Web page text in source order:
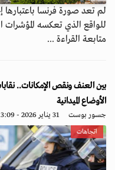
لم تعد صورة فرنسا باعتبارها
للواقع الذي تعكسه المؤشرات
متابعة القراءة ...
بين العنف ونقص الإمكانات..
الأوضاع الميدانية
جسور بوست 31 يناير 2026 - 13:09
اتجاهات